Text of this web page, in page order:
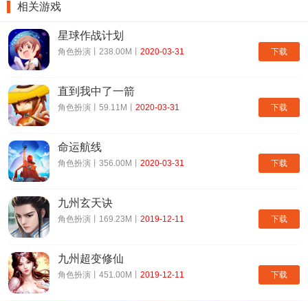
相关游戏
下载
星球作战计划
角色扮演丨238.00M丨 2020-03-31
下载
直到我中了一箭
角色扮演丨59.11M丨 2020-03-31
下载
命运航线
角色扮演丨356.00M丨 2020-03-31
下载
九州玄天诀
角色扮演丨169.23M丨 2019-12-11
下载
九州超变修仙
角色扮演丨451.00M丨 2019-12-11